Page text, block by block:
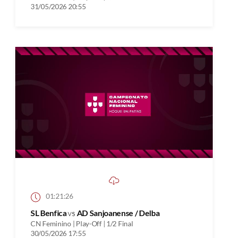
31/05/2026 20:55
01:21:26
SL Benficavs AD Sanjoanense / Delba
CN Feminino | Play-Off | 1/2 Final
30/05/2026 17:55